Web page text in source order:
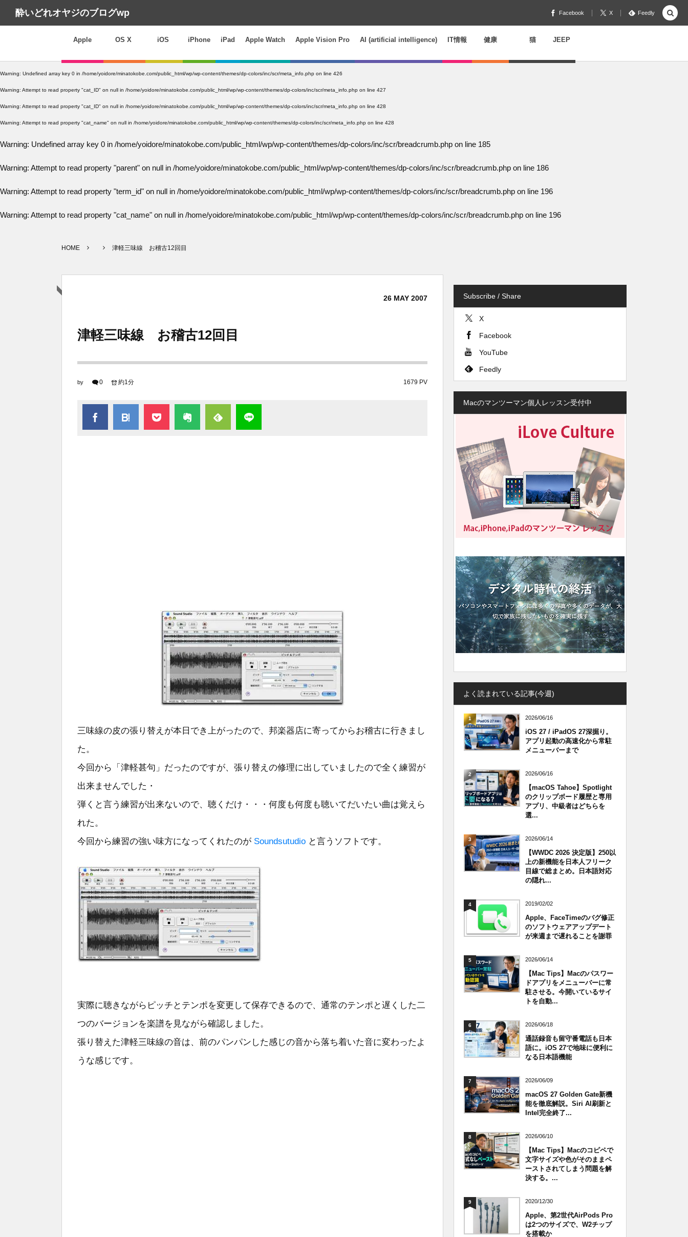
酔いどれオヤジのブログwp Facebook X Feedly
Apple OS X iOS iPhone iPad Apple Watch Apple Vision Pro AI (artificial intelligence) IT情報 健康 猫 JEEP
Warning: Undefined array key 0 in /home/yoidore/minatokobe.com/public_html/wp/wp-content/themes/dp-colors/inc/scr/meta_info.php on line 426
Warning: Attempt to read property "cat_ID" on null in /home/yoidore/minatokobe.com/public_html/wp/wp-content/themes/dp-colors/inc/scr/meta_info.php on line 427
Warning: Attempt to read property "cat_ID" on null in /home/yoidore/minatokobe.com/public_html/wp/wp-content/themes/dp-colors/inc/scr/meta_info.php on line 428
Warning: Attempt to read property "cat_name" on null in /home/yoidore/minatokobe.com/public_html/wp/wp-content/themes/dp-colors/inc/scr/meta_info.php on line 428
Warning: Undefined array key 0 in /home/yoidore/minatokobe.com/public_html/wp/wp-content/themes/dp-colors/inc/scr/breadcrumb.php on line 185
Warning: Attempt to read property "parent" on null in /home/yoidore/minatokobe.com/public_html/wp/wp-content/themes/dp-colors/inc/scr/breadcrumb.php on line 186
Warning: Attempt to read property "term_id" on null in /home/yoidore/minatokobe.com/public_html/wp/wp-content/themes/dp-colors/inc/scr/breadcrumb.php on line 196
Warning: Attempt to read property "cat_name" on null in /home/yoidore/minatokobe.com/public_html/wp/wp-content/themes/dp-colors/inc/scr/breadcrumb.php on line 196
HOME 津軽三味線 お稽古12回目
26 MAY 2007
津軽三味線 お稽古12回目
by 0 1679 PV
約1分
三味線の皮の張り替えが本日でき上がったので、邦楽器店に寄ってからお稽古に行きまし
た。
今回から「津軽甚句」だったのですが、張り替えの修理に出していましたので全く練習が
出来ませんでした・
弾くと言う練習が出来ないので、聴くだけ・・・何度も何度も聴いてだいたい曲は覚えら
れた。
今回から練習の強い味方になってくれたのが Soundsutudio と言うソフトです。
実際に聴きながらピッチとテンポを変更して保存できるので、通常のテンポと遅くした二
つのバージョンを楽譜を見ながら確認しました。
張り替えた津軽三味線の音は、前のパンパンした感じの音から落ち着いた音に変わったよ
うな感じです。
Subscribe / Share
X
Facebook
YouTube
Feedly
Macのマンツーマン個人レッスン受付中
よく読まれている記事(今週)
1 2026/06/16
iOS 27 / iPadOS 27深掘り。
アプリ起動の高速化から常駐
メニューバーまで
2 2026/06/16
【macOS Tahoe】Spotlight
のクリップボード履歴と専用
アプリ、中級者はどちらを
選...
3 2026/06/14
【WWDC 2026 決定版】250以
上の新機能を日本人フリーク
目線で総まとめ。日本語対応
の隠れ...
4 2019/02/02
Apple、FaceTimeのバグ修正
のソフトウェアアップデート
が来週まで遅れることを謝罪
5 2026/06/14
【Mac Tips】Macのパスワー
ドアプリをメニューバーに常
駐させる。今開いているサイ
トを自動...
6 2026/06/18
通話録音も留守番電話も日本
語に。iOS 27で地味に便利に
なる日本語機能
7 2026/06/09
macOS 27 Golden Gate新機
能を徹底解説。Siri AI刷新と
Intel完全終了...
8 2026/06/10
【Mac Tips】Macのコピペで
文字サイズや色がそのままペ
ーストされてしまう問題を解
決する。...
9 2020/12/30
Apple、第2世代AirPods Pro
は2つのサイズで、W2チップ
を搭載か